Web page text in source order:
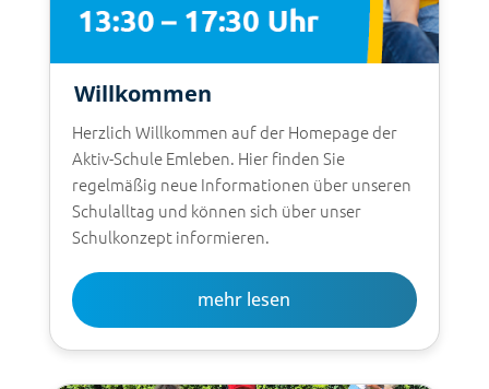
Willkommen
Herzlich Willkommen auf der Homepage der
Aktiv-Schule Emleben. Hier finden Sie
regelmäßig neue Informationen über unseren
Schulalltag und können sich über unser
Schulkonzept informieren.
mehr lesen